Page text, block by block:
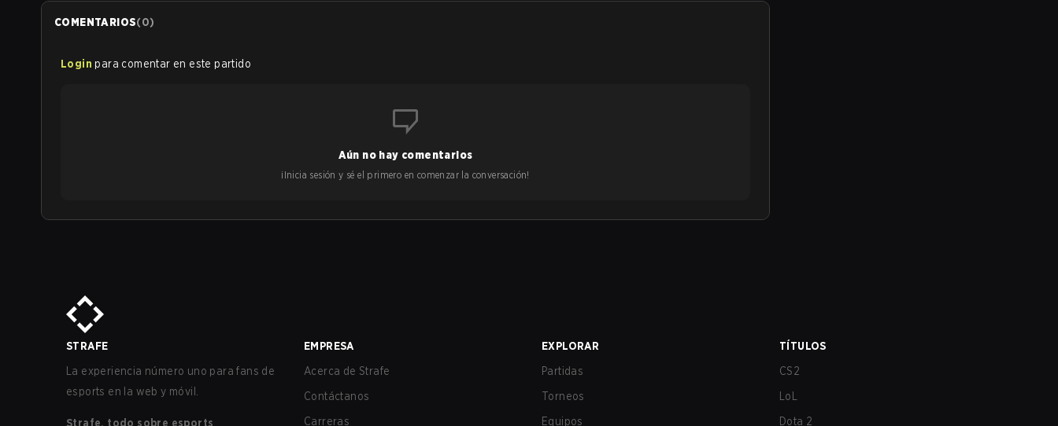
COMENTARIOS(0)
Login para comentar en este partido
Aún no hay comentarios
¡Inicia sesión y sé el primero en comenzar la conversación!
STRAFE
La experiencia número uno para fans de
esports en la web y móvil.
Strafe, todo sobre esports
EMPRESA
Acerca de Strafe
Contáctanos
Carreras
EXPLORAR
Partidas
Torneos
Equipos
TÍTULOS
CS2
LoL
Dota 2